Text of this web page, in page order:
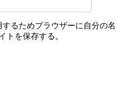
るためブラウザーに自分の名
トを保存する。